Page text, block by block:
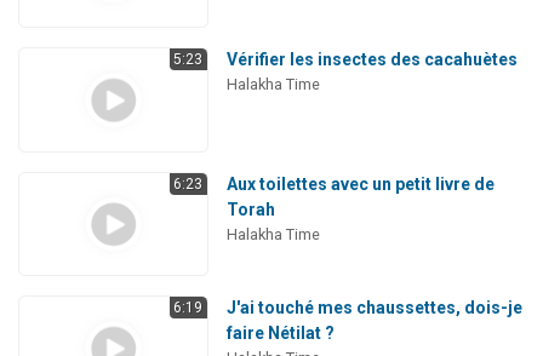
5:23 Vérifier les insectes des cacahuètes
Halakha Time
6:23
Aux toilettes avec un petit livre de
Torah
Halakha Time
6:19
J'ai touché mes chaussettes, dois-je
faire Nétilat ?